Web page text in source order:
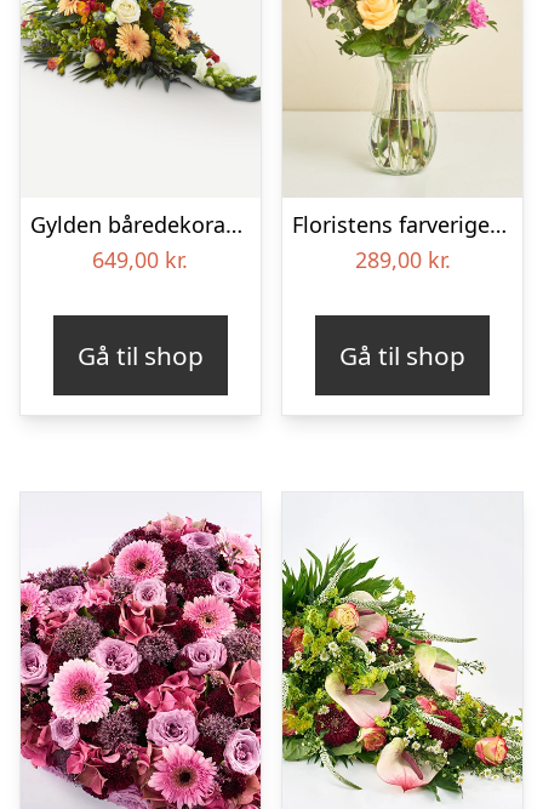
Gylden båredekoration
649,00 kr.
Gå til shop
Floristens farverige kondolencebuket
289,00 kr.
Gå til shop